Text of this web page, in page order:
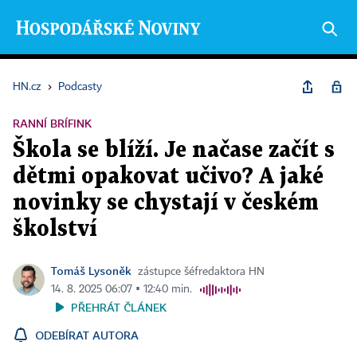
HN.cz › Podcasty
RANNÍ BRÍFINK
Škola se blíží. Je načase začít s
dětmi opakovat učivo? A jaké
novinky se chystají v českém
školství
Tomáš Lysoněk
zástupce šéfredaktora HN
14. 8. 2025 06:07 ▪ 12:40 min.
PŘEHRÁT ČLÁNEK
ODEBÍRAT AUTORA